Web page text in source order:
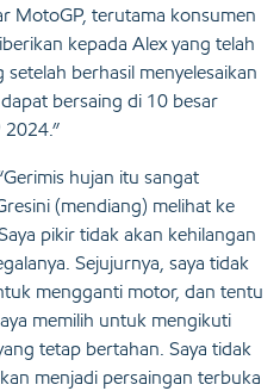
MotoGP, terutama konsumen
kepada Alex yang telah
berhasil menyelesaikan
bersaing di 10 besar
hujan itu sangat
(mendiang) melihat ke
pikir tidak akan kehilangan
Sejujurnya, saya tidak
mengganti motor, dan tentu
memilih untuk mengikuti
tetap bertahan. Saya tidak
menjadi persaingan terbuka